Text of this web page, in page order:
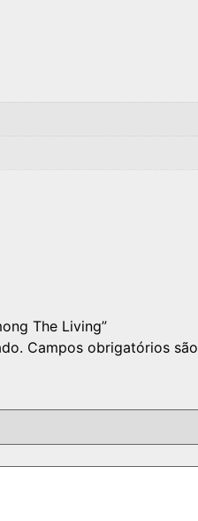
The Living”
Campos obrigatórios são